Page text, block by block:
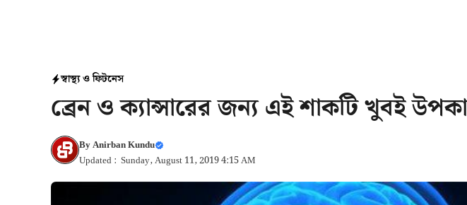
স্বাস্থ্য ও ফিটনেস
ব্রেন ও ক্যান্সারের জন্য এই শাকটি খুবই
ByAnirban Kundu
Updated : Sunday, August 11, 2019 4:15 AM